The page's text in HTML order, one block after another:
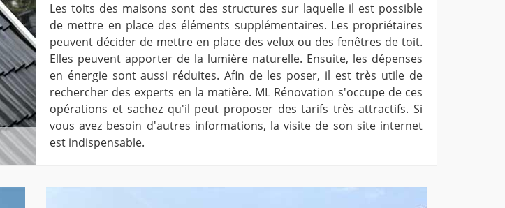
Les toits des maisons sont des structures sur laquelle il est possible
de mettre en place des éléments supplémentaires. Les propriétaires
peuvent décider de mettre en place des velux ou des fenêtres de toit.
Elles peuvent apporter de la lumière naturelle. Ensuite, les dépenses
en énergie sont aussi réduites. Afin de les poser, il est très utile de
rechercher des experts en la matière. ML Rénovation s'occupe de ces
opérations et sachez qu'il peut proposer des tarifs très attractifs. Si
vous avez besoin d'autres informations, la visite de son site internet
est indispensable.